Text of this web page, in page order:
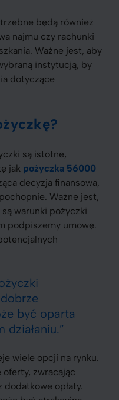
będą również
najmu czy rachunki
Ważne jest, aby
instytucją, by
dotyczące
są istotne,
jak pożyczka 56000
decyzja finansowa,
Ważne jest,
warunki pożyczki
podpiszemy umowę.
być oparta
wiele opcji na rynku.
zwracając
opłaty.